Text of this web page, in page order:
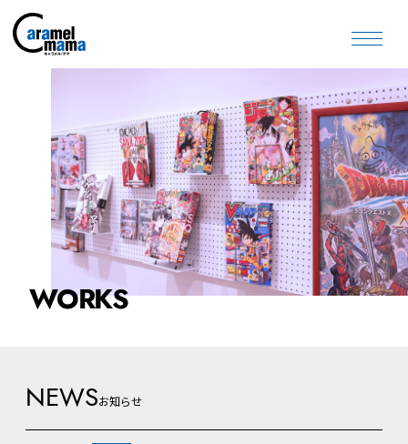
WORKS
NEWSお知らせ